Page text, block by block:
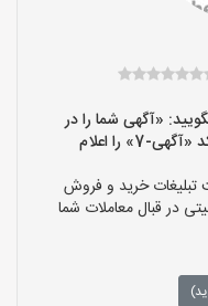
«آگهی شما را در
سایت «پارچه فروشی ها» دیده ام و کد «آگهی-7» را اعلام
خرید و فروش
در قبال معاملات شما